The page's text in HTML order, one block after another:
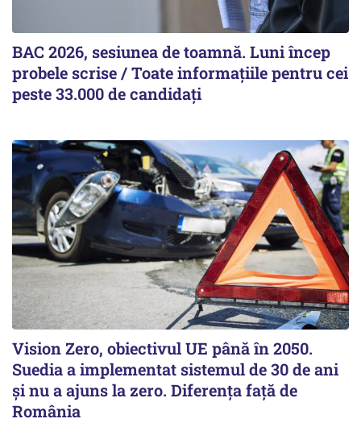
BAC 2026, sesiunea de toamnă. Luni încep
probele scrise / Toate informațiile pentru cei
peste 33.000 de candidați
Vision Zero, obiectivul UE până în 2050.
Suedia a implementat sistemul de 30 de ani
şi nu a ajuns la zero. Diferenţa faţă de
România